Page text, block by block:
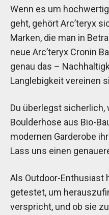
Wenn es um
geht, gehört Arc’teryx
Marken, die man in
neue Arc’teryx Cronin
genau das –
Langlebigkeit vereinen
Du überlegst sicherlich,
Boulderhose aus Bio-
modernen Garderobe
Lass uns einen
Als Outdoor-Enthusiast
getestet, um
verspricht, und ob sie